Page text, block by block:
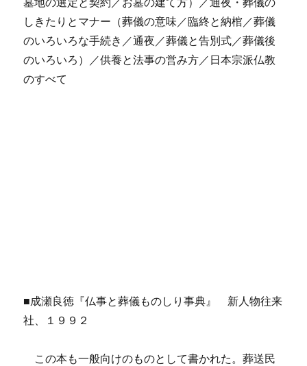
しきたりとマナー（葬儀の意味／臨終と納棺／葬儀
のいろいろな手続き／通夜／葬儀と告別式／葬儀後
のいろいろ）／供養と法事の営み方／日本宗派仏教
のすべて
■成瀬良徳『仏事と葬儀ものしり事典』 新人物往来
社、１９９２
この本も一般向けのものとして書かれた。葬送民